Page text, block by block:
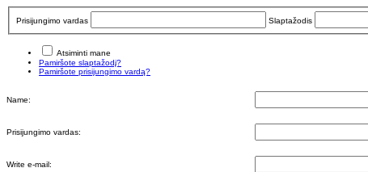
Prisijungimo vardas Slaptažodis
Atsiminti mane
Pamiršote slaptažodį?
Pamiršote prisijungimo vardą?
Name:
Prisijungimo vardas:
Write e-mail: